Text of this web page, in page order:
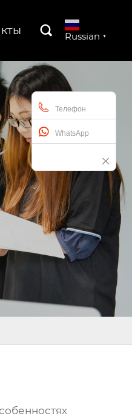
 Russian ▼
Телефон
WhatsApp